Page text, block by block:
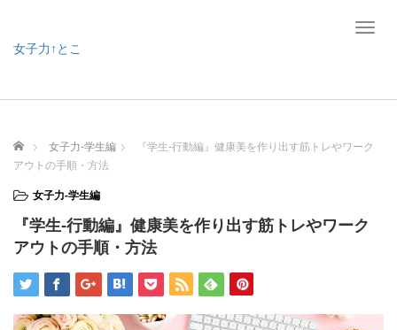
T
l
a
a
女子力↑とこ
ホーム 女子力-学生編
『学生-行動編』健康美を作り出す筋トレやワーク
アウトの手順・方法
女子力-学生編
『学生-行動編』健康美を作り出す筋トレやワーク
アウトの手順・方法